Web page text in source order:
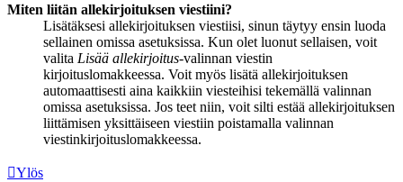
Miten liitän allekirjoituksen viestiini?
Lisätäksesi allekirjoituksen viestiisi, sinun täytyy ensin luoda
sellainen omissa asetuksissa. Kun olet luonut sellaisen, voit
valita Lisää allekirjoitus-valinnan viestin
kirjoituslomakkeessa. Voit myös lisätä allekirjoituksen
automaattisesti aina kaikkiin viesteihisi tekemällä valinnan
omissa asetuksissa. Jos teet niin, voit silti estää allekirjoituksen
liittämisen yksittäiseen viestiin poistamalla valinnan
viestinkirjoituslomakkeessa.
Ylös